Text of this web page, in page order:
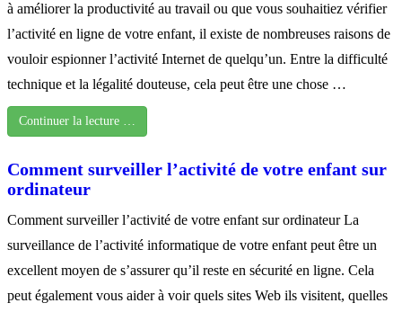
à améliorer la productivité au travail ou que vous souhaitiez vérifier
l’activité en ligne de votre enfant, il existe de nombreuses raisons de
vouloir espionner l’activité Internet de quelqu’un. Entre la difficulté
technique et la légalité douteuse, cela peut être une chose …
Continuer la lecture …
Comment surveiller l’activité de votre enfant sur
ordinateur
Comment surveiller l’activité de votre enfant sur ordinateur La
surveillance de l’activité informatique de votre enfant peut être un
excellent moyen de s’assurer qu’il reste en sécurité en ligne. Cela
peut également vous aider à voir quels sites Web ils visitent, quelles